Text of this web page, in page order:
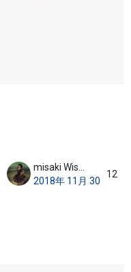
2018年 11月 30日
12